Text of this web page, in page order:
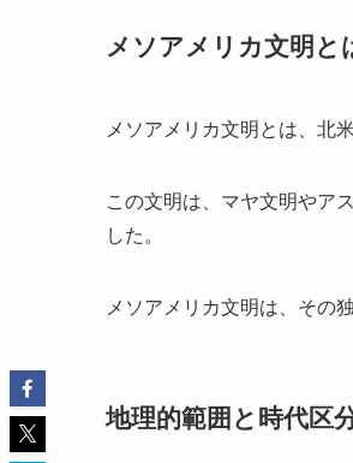
メソアメリカ文明と
メソアメリカ文明とは、北
この文明は、マヤ文明やア
した。
メソアメリカ文明は、その
地理的範囲と時代区